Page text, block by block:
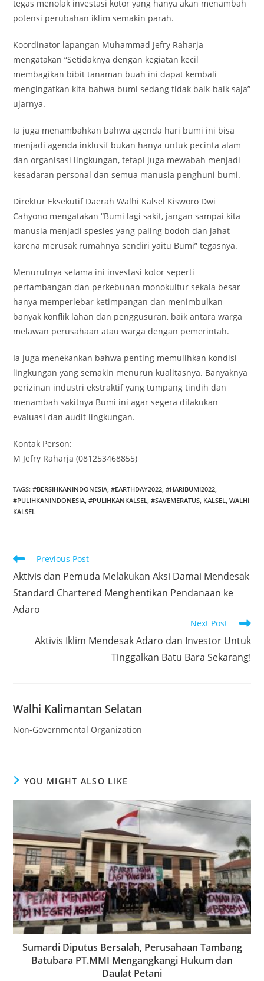
tegas menolak investasi kotor yang hanya akan menambah
potensi perubahan iklim semakin parah.
Koordinator lapangan Muhammad Jefry Raharja
mengatakan “Setidaknya dengan kegiatan kecil
membagikan bibit tanaman buah ini dapat kembali
mengingatkan kita bahwa bumi sedang tidak baik-baik saja”
ujarnya.
Ia juga menambahkan bahwa agenda hari bumi ini bisa
menjadi agenda inklusif bukan hanya untuk pecinta alam
dan organisasi lingkungan, tetapi juga mewabah menjadi
kesadaran personal dan semua manusia penghuni bumi.
Direktur Eksekutif Daerah Walhi Kalsel Kisworo Dwi
Cahyono mengatakan “Bumi lagi sakit, jangan sampai kita
manusia menjadi spesies yang paling bodoh dan jahat
karena merusak rumahnya sendiri yaitu Bumi” tegasnya.
Menurutnya selama ini investasi kotor seperti
pertambangan dan perkebunan monokultur sekala besar
hanya memperlebar ketimpangan dan menimbulkan
banyak konflik lahan dan penggusuran, baik antara warga
melawan perusahaan atau warga dengan pemerintah.
Ia juga menekankan bahwa penting memulihkan kondisi
lingkungan yang semakin menurun kualitasnya. Banyaknya
perizinan industri ekstraktif yang tumpang tindih dan
menambah sakitnya Bumi ini agar segera dilakukan
evaluasi dan audit lingkungan.
Kontak Person:
M Jefry Raharja (081253468855)
TAGS:#BERSIHKANINDONESIA #EARTHDAY2022 #HARIBUMI2022
#PULIHKANINDONESIA #PULIHKANKALSEL #SAVEMERATUS KALSEL
WALHI
KALSEL
Read
more
articles
Previous Post
Aktivis dan Pemuda Melakukan Aksi Damai Mendesak
Standard Chartered Menghentikan Pendanaan ke
Adaro
Next Post
Aktivis Iklim Mendesak Adaro dan Investor Untuk
Tinggalkan Batu Bara Sekarang!
Walhi Kalimantan Selatan
Non-Governmental Organization
YOU MIGHT ALSO LIKE
Sumardi Diputus Bersalah, Perusahaan Tambang
Batubara PT.MMI Mengangkangi Hukum dan
Daulat Petani